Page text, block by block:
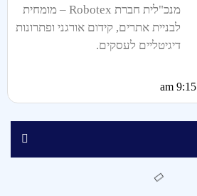
מנכ"לית חברת Robotex – מומחית
לבניית אתרים, קידום אורגני ופתרונות
דיגיטליים לעסקים.
9:15 am